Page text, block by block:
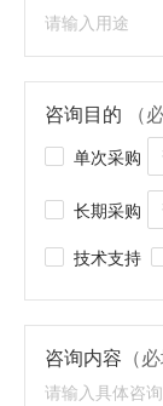
咨询目的 （
单次采购
长期采购
技术支持
咨询内容 （